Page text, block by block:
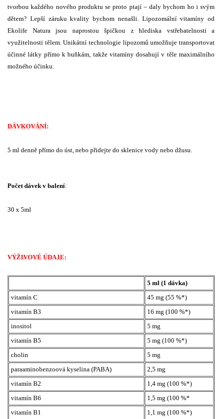
tvorbou každého nového produktu se proto ptají – daly bychom ho i svým
dětem? Lepší záruku kvality bychom nenašli. Lipozomální vitamíny od
Ekolife Natura jsou naprostou špičkou z hlediska vstřebatelnosti a
využitelnosti tělem. Unikátní technologie lipozomů umožňuje transportovat
účinné látky přímo k buňkám, takže vitamíny dosahují v těle maximálního
možného účinku.
DÁVKOVÁNÍ:
5 ml denně přímo do úst, nebo přidejte do sklenice vody nebo džusu.
Počet dávek v balení:
30 x 5ml
VÝŽIVOVÉ ÚDAJE:
5 ml (1 dávka)
vitamín C
45 mg (55 %*)
vitamín B3
16 mg (100 %*)
inositol
5 mg
vitamín B5
5 mg (100 %*)
cholin
5 mg
paraaminobenzoová kyselina (PABA)
2,5 mg
vitamín B2
1,4 mg (100 %*)
vitamín B6
1,5 mg (100 %*
vitamín B1
1,1 mg (100 %*)